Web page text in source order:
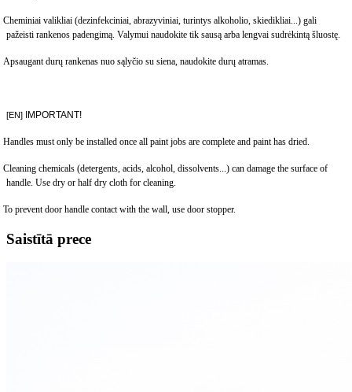
Cheminiai valikliai (dezinfekciniai, abrazyviniai, turintys alkoholio, skiedikliai...) gali
pažeisti rankenos padengimą. Valymui naudokite tik sausą arba lengvai sudrėkintą šluostę.
Apsaugant durų rankenas nuo sąlyčio su siena, naudokite durų atramas.
[EN] IMPORTANT!
Handles must only be installed once all paint jobs are complete and paint has dried.
Cleaning chemicals (detergents, acids, alcohol, dissolvents...) can damage the surface of
handle. Use dry or half dry cloth for cleaning.
To prevent door handle contact with the wall, use door stopper.
Saistītā prece